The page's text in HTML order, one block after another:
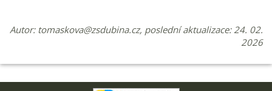
Autor: tomaskova@zsdubina.cz, poslední aktualizace: 24. 02.
2026